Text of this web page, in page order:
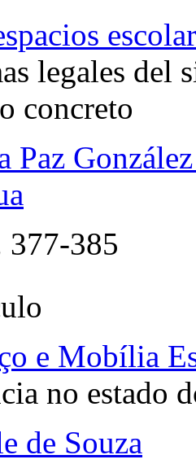
legales del
concreto
Paz
377-385
e Mobília
no estado
de Souza